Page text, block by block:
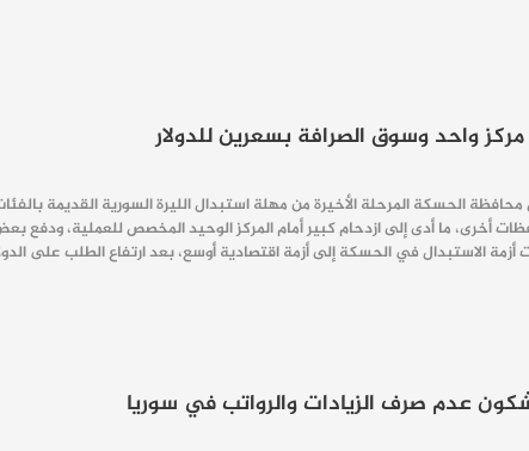
واحد وسوق الصرافة بسعرين للدولار
الحسكة المرحلة الأخيرة من مهلة استبدال الليرة السورية القديمة
أخرى، ما أدى إلى ازدحام كبير أمام المركز الوحيد المخصص للعملية، ودفع
أزمة الاستبدال في الحسكة إلى أزمة اقتصادية أوسع، بعد ارتفاع الطلب على
عدم صرف الزيادات والرواتب في سوريا